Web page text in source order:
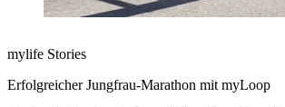
mylife Stories
Erfolgreicher Jungfrau-Marathon mit myLoop